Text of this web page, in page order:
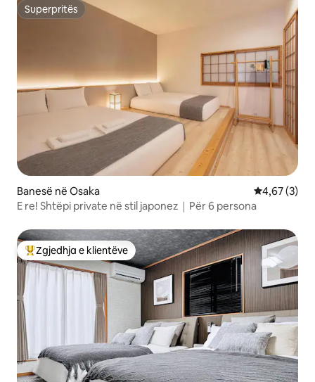
Superpritës
Superpritës
Banesë në Osaka Vlerësimi
4,67 (3)
E re! Shtëpi private në stil japonez｜Për 6 persona
Më të mirat e zgjedhjeve të klientëve
Zgjedhja e klientëve